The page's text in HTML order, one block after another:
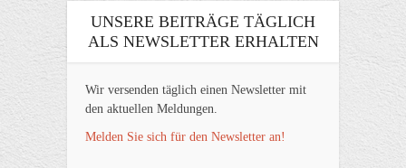
UNSERE BEITRÄGE TÄGLICH
ALS NEWSLETTER ERHALTEN
Wir versenden täglich einen Newsletter mit
den aktuellen Meldungen.
Melden Sie sich für den Newsletter an!